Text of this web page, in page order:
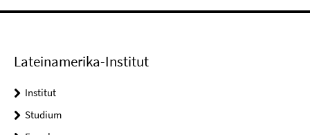
Lateinamerika-Institut
Institut
Studium